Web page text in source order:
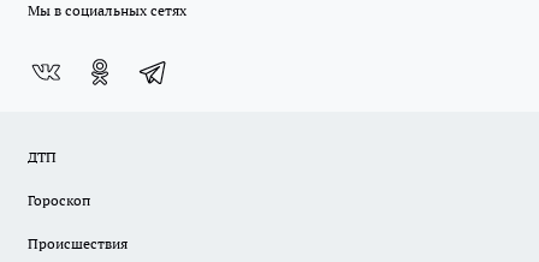
Мы в социальных сетях
ДТП
Гороскоп
Происшествия